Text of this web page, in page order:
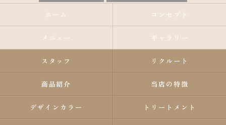
ホーム コンセプト
メニュー ギャラリー
スタッフ リクルート
商品紹介 当店の特徴
デザインカラー トリートメント